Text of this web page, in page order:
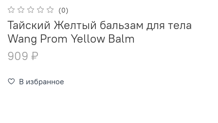
(0)
Тайский Желтый бальзам для тела
Wang Prom Yellow Balm
909 ₽
В избранное